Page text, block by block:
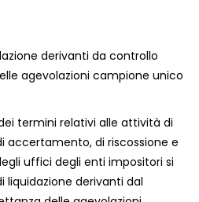
derivanti da controllo
agevolazioni campione unico
dei termini relativi alle attività di
accertamento, di riscossione e
uffici degli enti impositori si
liquidazione derivanti dal